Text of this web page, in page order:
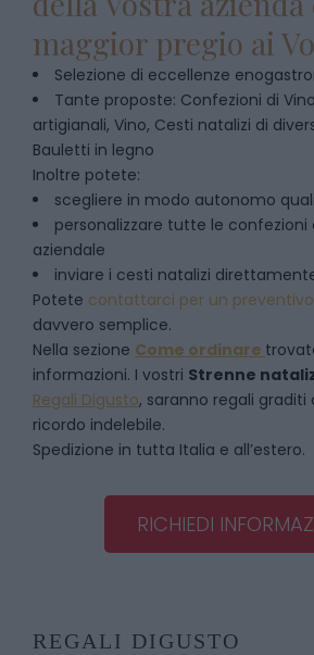
maggior pregio ai
Selezione di eccellenze
Tante proposte: Confezioni di
artigianali, Vino, Cesti natalizi di
Bauletti in legno
Inoltre potete:
scegliere in modo autonomo
personalizzare tutte le confezioni
aziendale
inviare i cesti natalizi
Potete contattarci per un preventivo
davvero semplice.
Nella sezione Come ordinare
informazioni. I vostri Strenne
Regali Digusto, saranno regali
ricordo indelebile.
Spedizione in tutta Italia e all’estero.
RICHIEDI
REGALI DIGUSTO